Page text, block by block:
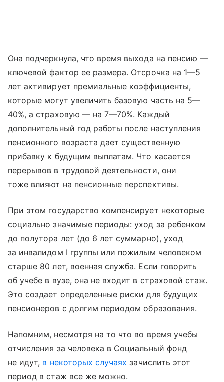
Она подчеркнула, что время выхода на пенсию —
ключевой фактор ее размера. Отсрочка на 1—5
лет активирует премиальные коэффициенты,
которые могут увеличить базовую часть на 5—
40%, а страховую — на 7—70%. Каждый
дополнительный год работы после наступления
пенсионного возраста дает существенную
прибавку к будущим выплатам. Что касается
перерывов в трудовой деятельности, они
тоже влияют на пенсионные перспективы.
При этом государство компенсирует некоторые
социально значимые периоды: уход за ребенком
до полутора лет (до 6 лет суммарно), уход
за инвалидом I группы или пожилым человеком
старше 80 лет, военная служба. Если говорить
об учебе в вузе, она не входит в страховой стаж.
Это создает определенные риски для будущих
пенсионеров с долгим периодом образования.
Напомним, несмотря на то что во время учебы
отчисления за человека в Социальный фонд
не идут, в некоторых случаях зачислить этот
период в стаж все же можно.